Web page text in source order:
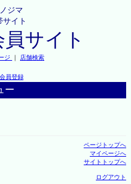
ジマ
サイト
サイト
ジ ｜ 店舗検索
会員登録
ー
ページトップへ
マイページへ
サイトトップへ
ログアウト